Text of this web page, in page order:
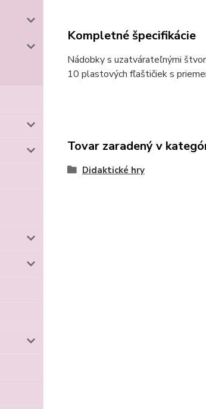
Kompletné špecifikácie
Nádobky s uzatvárateľnými
10 plastových fľaštičiek s
Tovar zaradený v
Didaktické hry